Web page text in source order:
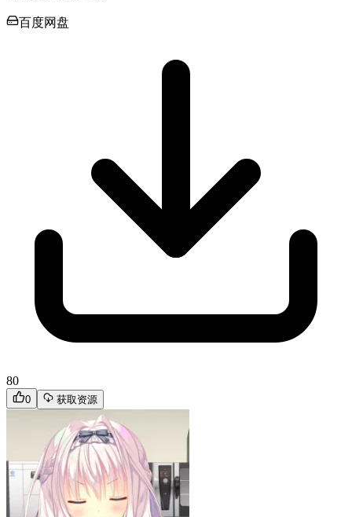
百度网盘
80
0 获取资源